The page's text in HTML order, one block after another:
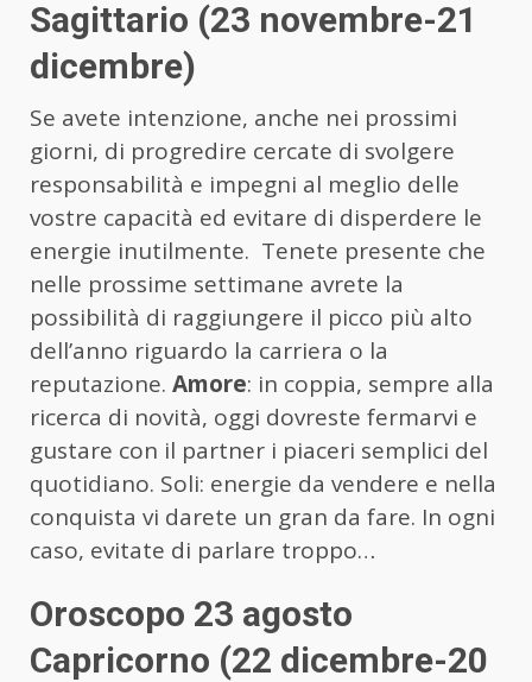
Sagittario (23 novembre-21
dicembre)
Se avete intenzione, anche nei prossimi
giorni, di progredire cercate di svolgere
responsabilità e impegni al meglio delle
vostre capacità ed evitare di disperdere le
energie inutilmente. Tenete presente che
nelle prossime settimane avrete la
possibilità di raggiungere il picco più alto
dell’anno riguardo la carriera o la
reputazione. Amore: in coppia, sempre alla
ricerca di novità, oggi dovreste fermarvi e
gustare con il partner i piaceri semplici del
quotidiano. Soli: energie da vendere e nella
conquista vi darete un gran da fare. In ogni
caso, evitate di parlare troppo…
Oroscopo 23 agosto
Capricorno (22 dicembre-20